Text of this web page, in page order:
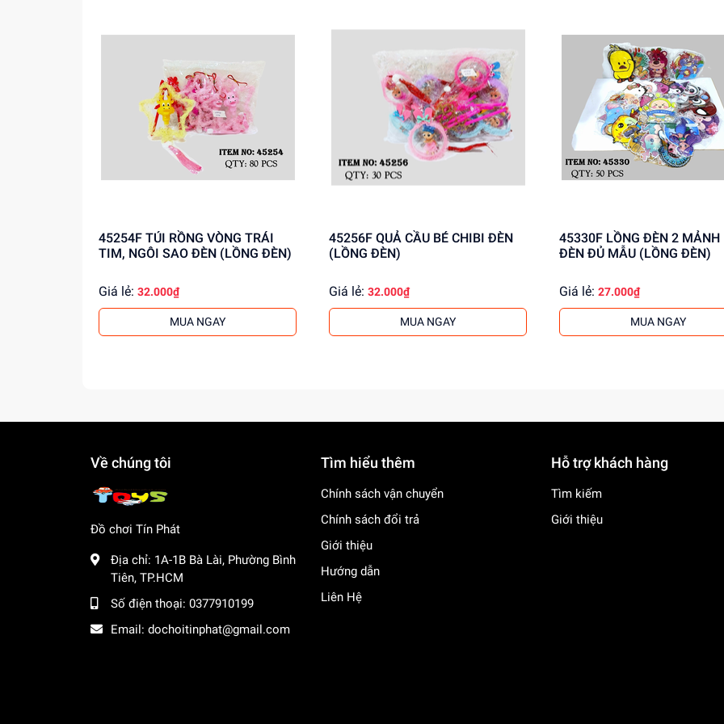
45254F TÚI RỒNG VÒNG TRÁI
TIM, NGÔI SAO ĐÈN (LỒNG ĐÈN)
Giá lẻ: 32.000₫
MUA NGAY
45256F QUẢ CẦU BÉ CHIBI ĐÈN
(LỒNG ĐÈN)
Giá lẻ: 32.000₫
MUA NGAY
45330F LỒNG ĐÈN 2 MẢNH
ĐÈN ĐỦ MẪU (LỒNG ĐÈN)
Giá lẻ: 27.000₫
MUA NGAY
Về chúng tôi
Đồ chơi Tín Phát
Địa chỉ: 1A-1B Bà Lài, Phường Bình
Tiên, TP.HCM
Số điện thoại: 0377910199
Email: dochoitinphat@gmail.com
Tìm hiểu thêm
Chính sách vận chuyển
Chính sách đổi trả
Giới thiệu
Hướng dẫn
Liên Hệ
Hỗ trợ khách hàng
Tìm kiếm
Giới thiệu